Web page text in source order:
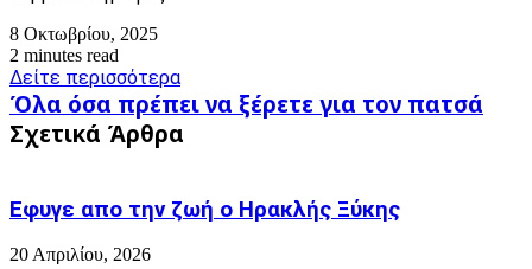
8 Οκτωβρίου, 2025
2 minutes read
Δείτε περισσότερα
Όλα
όσα
πρέπει
για
πατσά
Όλα όσα πρέπει να ξέρετε για τον πατσά
Σχετικά Άρθρα
Εφυγε απο την ζωή o Ηρακλής Ξύκης
20 Απριλίου, 2026